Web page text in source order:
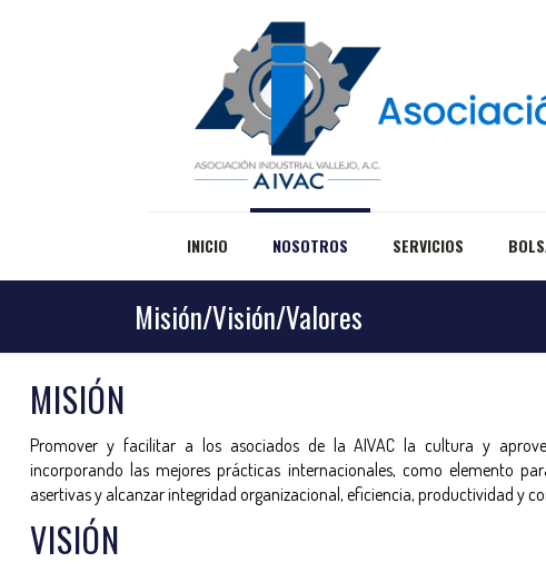
INICIO NOSOTROS SERVICIOS
Misión/Visión/Valores
MISIÓN
Promover y facilitar a los asociados de la AIVAC la cultura y
incorporando las mejores prácticas internacionales, como elemento
asertivas y alcanzar integridad organizacional, eficiencia, productividad y
VISIÓN